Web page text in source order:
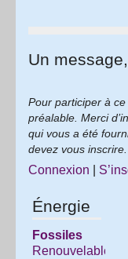
Un
Pour participer à
préalable. Merci
qui vous a été
devez vous inscrire.
Connexion
Énergie
Fossiles
Renouvelables